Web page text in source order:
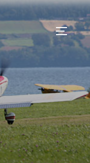
SLÅ